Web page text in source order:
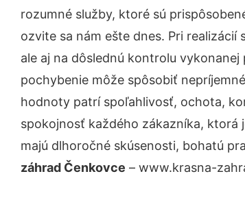
rozumné služby, ktoré sú
ozvite sa nám ešte dnes. Pri
ale aj na dôslednú kontrolu
pochybenie môže spôsobiť
hodnoty patrí spoľahlivosť, ochota,
spokojnosť každého zákazníka, ktorá
majú dlhoročné skúsenosti, bohatú
záhrad Čenkovce – www.krasna-